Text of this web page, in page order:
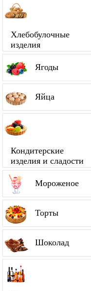
Хлебобулочные
изделия
Ягоды
Яйца
Кондитерские
изделия и сладости
Мороженое
Торты
Шоколад